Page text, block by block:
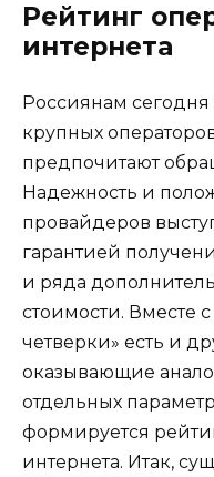
Рейтинг
интернета
Россиянам сегодня
крупных
предпочитают
Надежность и
провайдеров
гарантией
и ряда
стоимости. Вместе
четверки» есть и
оказывающие
отдельных
формируется
интернета. Итак,